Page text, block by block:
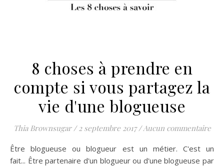
8 choses à prendre en
compte si vous partagez la
vie d'une blogueuse
Thia Brownsugar / 2 septembre 2017 /Aucun commentaire
Être blogueuse ou blogueur est un métier. C'est un
fait... Être partenaire d'un blogueur ou d'une blogueuse par